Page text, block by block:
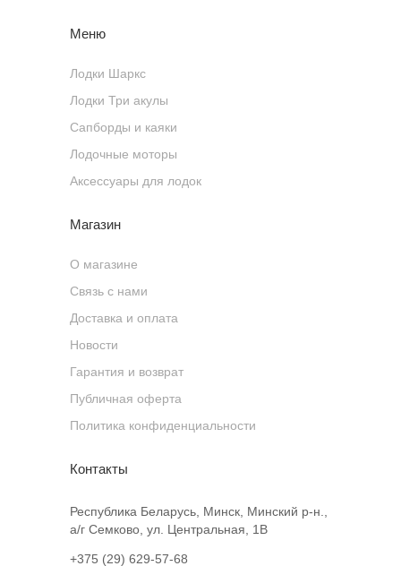
Меню
Лодки Шаркс
Лодки Три акулы
Сапборды и каяки
Лодочные моторы
Аксессуары для лодок
Магазин
О магазине
Связь с нами
Доставка и оплата
Новости
Гарантия и возврат
Публичная оферта
Политика конфиденциальности
Контакты
Республика Беларусь, Минск, Минский р-н.,
а/г Семково, ул. Центральная, 1В
+375 (29) 629-57-68